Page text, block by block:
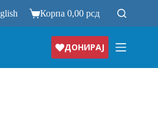
Корпа0,00рсд
ДОНИРАЈ